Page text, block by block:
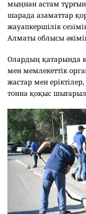
мыңнан астам
шарада азаматтар
жауапкершілік
Алматы облысы
Олардың қатарында
мен мемлекеттік
жастар мен
тонна қоқыс